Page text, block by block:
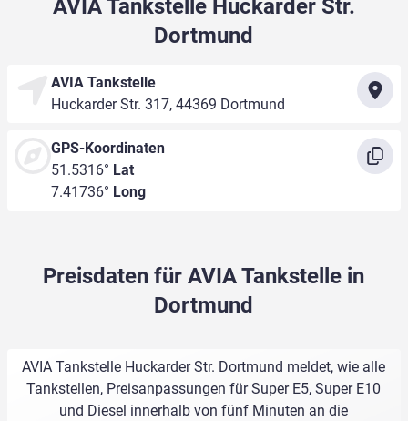
AVIA Tankstelle Huckarder Str.
Dortmund
AVIA Tankstelle
Huckarder Str. 317, 44369 Dortmund
GPS-Koordinaten
51.5316° Lat
7.41736° Long
Preisdaten für AVIA Tankstelle in
Dortmund
AVIA Tankstelle Huckarder Str. Dortmund meldet, wie alle
Tankstellen, Preisanpassungen für Super E5, Super E10
und Diesel innerhalb von fünf Minuten an die